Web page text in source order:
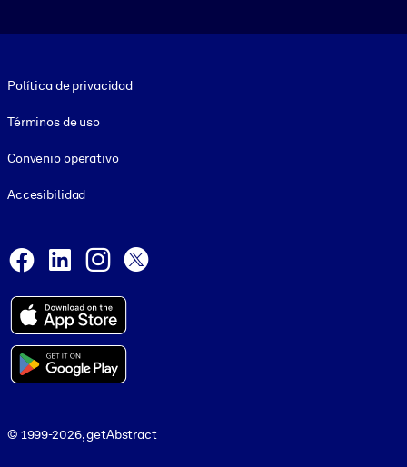
Política de privacidad
Términos de uso
Convenio operativo
Accesibilidad
Facebook
LinkedInInstagram
© 1999-2026, getAbstract